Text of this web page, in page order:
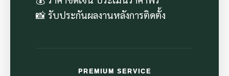
📸 รับประกันผลงานหลังการติดตั้ง
PREMIUM SERVICE